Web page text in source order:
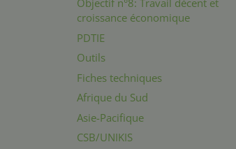
Objectif n°8: Travail décent et
croissance économique
PDTIE
Outils
Fiches techniques
Afrique du Sud
Asie-Pacifique
CSB/UNIKIS